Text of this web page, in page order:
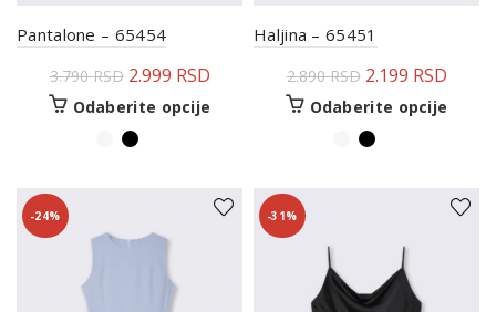
Pantalone – 65454
3.790RSD 2.999 RSD
Odaberite opcije
Haljina – 65451
2.890RSD 2.199 RSD
Odaberite opcije
-24% -31%